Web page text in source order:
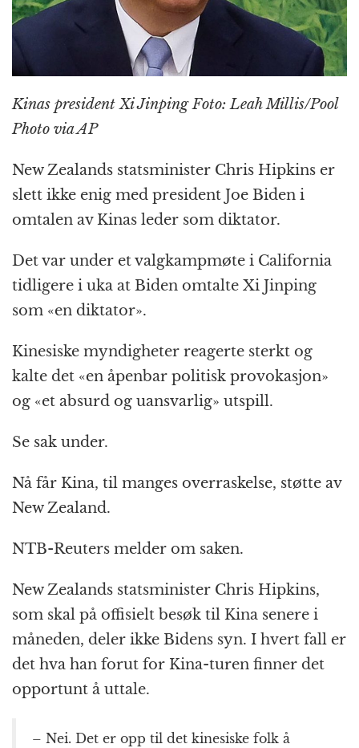
Kinas president Xi Jinping Foto: Leah Millis/Pool
Photo via AP
New Zealands statsminister Chris Hipkins er
slett ikke enig med president Joe Biden i
omtalen av Kinas leder som diktator.
Det var under et valgkampmøte i California
tidligere i uka at Biden omtalte Xi Jinping
som «en diktator».
Kinesiske myndigheter reagerte sterkt og
kalte det «en åpenbar politisk provokasjon»
og «et absurd og uansvarlig» utspill.
Se sak under.
Nå får Kina, til manges overraskelse, støtte av
New Zealand.
NTB-Reuters melder om saken.
New Zealands statsminister Chris Hipkins,
som skal på offisielt besøk til Kina senere i
måneden, deler ikke Bidens syn. I hvert fall er
det hva han forut for Kina-turen finner det
opportunt å uttale.
– Nei. Det er opp til det kinesiske folk å